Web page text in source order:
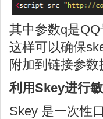
其中参数q是
这样可以确保
附加到链接参数
利用Skey进行
Skey 是一次性